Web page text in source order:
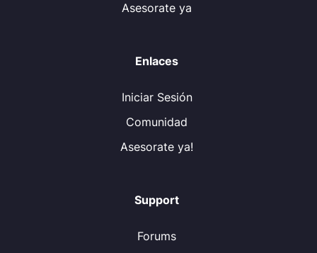
Asesorate ya
Enlaces
Iniciar Sesión
Comunidad
Asesorate ya!
Support
Forums